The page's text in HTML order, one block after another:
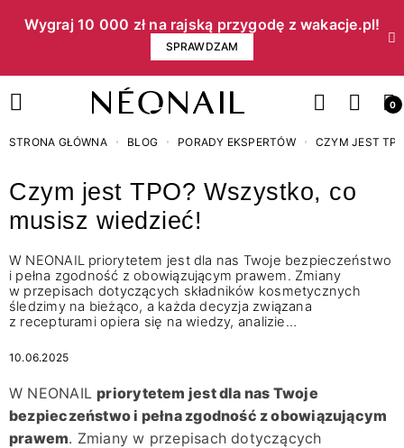
Wygraj 10 000 zł na rajską przygodę z wakacje.pl!​
SPRAWDZAM
0
STRONA GŁÓWNA BLOG PORADY EKSPERTÓW CZYM JEST
Czym jest TPO? Wszystko, co
musisz wiedzieć!
W NEONAIL priorytetem jest dla nas Twoje bezpieczeństwo
i pełna zgodność z obowiązującym prawem. Zmiany
w przepisach dotyczących składników kosmetycznych
śledzimy na bieżąco, a każda decyzja związana
z recepturami opiera się na wiedzy, analizie…
10.06.2025
W NEONAIL priorytetem jest dla nas Twoje
bezpieczeństwo i pełna zgodność z obowiązującym
prawem. Zmiany w przepisach dotyczących